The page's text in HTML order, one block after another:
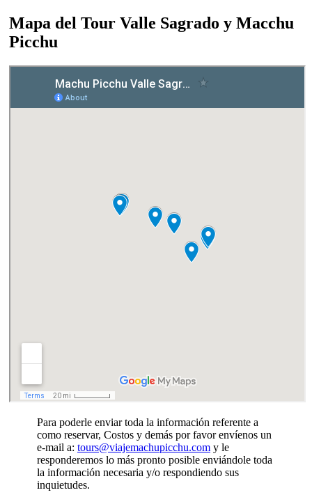
Mapa del Tour Valle Sagrado y Macchu
Picchu
Para poderle enviar toda la información referente a
como reservar, Costos y demás por favor envíenos un
e-mail a: tours@viajemachupicchu.com y le
responderemos lo más pronto posible enviándole toda
la información necesaria y/o respondiendo sus
inquietudes.